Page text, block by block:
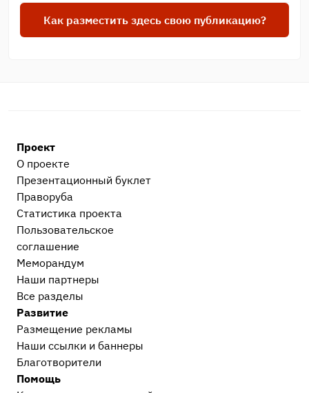
Как разместить здесь свою публикацию?
Проект
О проекте
Презентационный букл​ет
Праворуба
Статистика проекта
Пользовательское
соглашение
Меморандум
Наши партнеры
Все разделы
Развитие
Размещение рекламы
Наши ссылки и баннеры
Благотворители
Помощь